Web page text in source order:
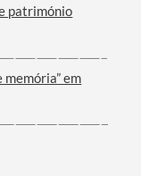
património
em